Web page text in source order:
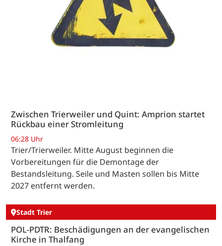
Zwischen Trierweiler und Quint: Amprion startet
Rückbau einer Stromleitung
06:28 Uhr
Trier/Trierweiler. Mitte August beginnen die
Vorbereitungen für die Demontage der
Bestandsleitung. Seile und Masten sollen bis Mitte
2027 entfernt werden.
Stadt Trier
POL-PDTR: Beschädigungen an der evangelischen
Kirche in Thalfang